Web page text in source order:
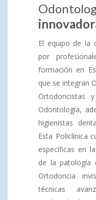
El equipo de la
por
formación en
que se integran
Ortodoncistas
Odontología,
higienistas
Esta Policlínica
específicas en
de la patología
Ortodoncia
técnicas